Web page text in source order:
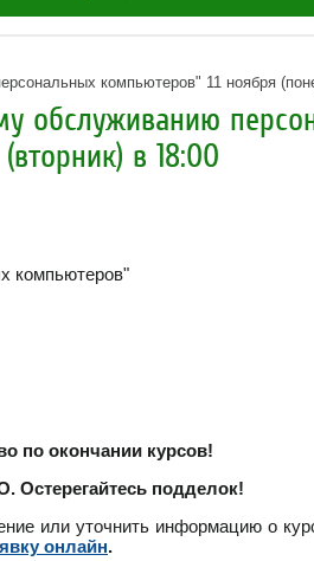
компьютеров" 11 ноября
обслуживанию
в 18:00
компьютеров"
по окончании курсов!
подделок!
или уточнить информацию о
онлайн.